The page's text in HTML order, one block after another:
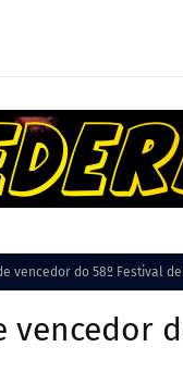
vencedor do 58º Festival
vencedor